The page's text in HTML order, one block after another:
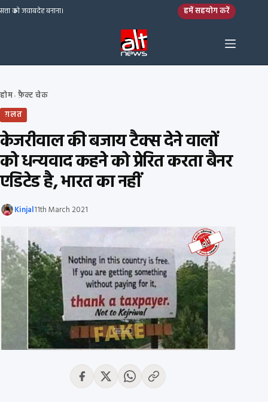
Skip to content
सत्ता को जवाबदेह बनाना। हमें सहयोग करें
होम› फ़ैक्ट चेक
ग़लत
केजरीवाल की बजाय टैक्स देने वालों
को धन्यवाद कहने को प्रेरित करता बैनर
एडिटेड है, भारत का नहीं
Kinjal11th March 2021